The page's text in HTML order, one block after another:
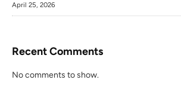
April 25, 2026
Recent Comments
No comments to show.